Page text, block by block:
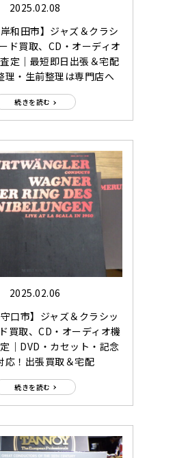
2025.02.08
岸和田市】ジャズ＆クラシ
ド買取、CD・オーディオ
定｜最短即日出張＆宅配
理・生前整理は専門店へ
続きを読む
2025.02.06
守口市】ジャズ＆クラシッ
買取、CD・オーディオ機
｜DVD・カセット・記念
応！出張買取＆宅配
続きを読む